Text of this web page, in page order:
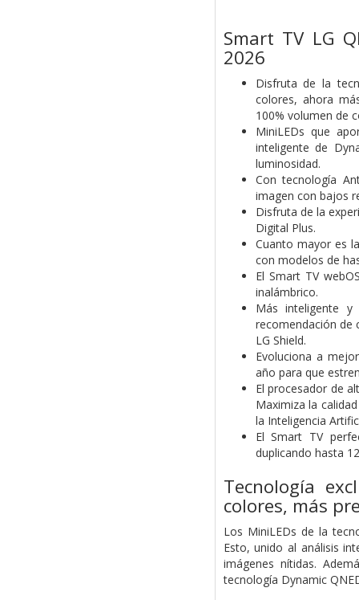
Smart TV LG
2026
Disfruta de la
colores, ahora
100% volumen de
MiniLEDs que
inteligente de
luminosidad.
Con tecnología
imagen con bajos
Disfruta de la
Digital Plus.
Cuanto mayor es
con modelos de
El Smart TV
inalámbrico.
Más inteligente
recomendación de
LG Shield.
Evoluciona a
año para que
El procesador de
Maximiza la
la Inteligencia
El Smart TV
duplicando hasta
Tecnología
colores, más
Los MiniLEDs de la
Esto, unido al análisis
imágenes nítidas.
tecnología Dynamic